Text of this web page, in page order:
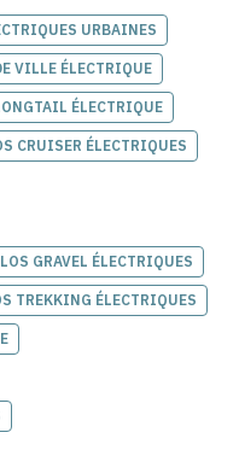
URBAINES
VILLE ÉLECTRIQUE
ÉLECTRIQUE
CRUISER ÉLECTRIQUES
GRAVEL ÉLECTRIQUES
TREKKING ÉLECTRIQUES